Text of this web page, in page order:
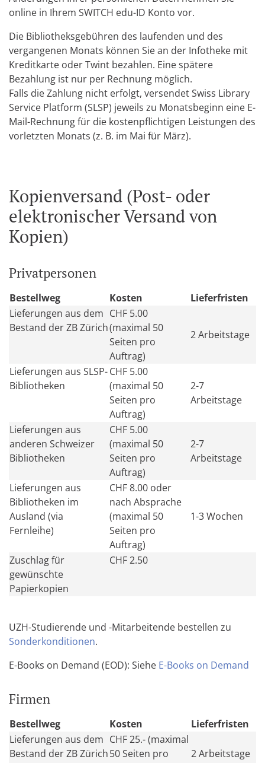
online in Ihrem SWITCH edu-ID Konto vor.
Die Bibliotheksgebühren des laufenden und des
vergangenen Monats können Sie an der Infotheke mit
Kreditkarte oder Twint bezahlen. Eine spätere
Bezahlung ist nur per Rechnung möglich.
Falls die Zahlung nicht erfolgt, versendet Swiss Library
Service Platform (SLSP) jeweils zu Monatsbeginn eine E-
Mail-Rechnung für die kostenpflichtigen Leistungen des
vorletzten Monats (z. B. im Mai für März).
Kopienversand (Post- oder
elektronischer Versand von
Kopien)
Privatpersonen
Bestellweg Kosten
Lieferfristen
Lieferungen aus dem
Bestand der ZB Zürich
CHF 5.00
(maximal 50
Seiten pro
Auftrag)
2 Arbeitstage
Lieferungen aus SLSP-
Bibliotheken
CHF 5.00
(maximal 50
Seiten pro
Auftrag)
2-7
Arbeitstage
Lieferungen aus
anderen Schweizer
Bibliotheken
CHF 5.00
(maximal 50
Seiten pro
Auftrag)
2-7
Arbeitstage
Lieferungen aus
Bibliotheken im
Ausland (via
Fernleihe)
CHF 8.00 oder
nach Absprache
(maximal 50
Seiten pro
Auftrag)
1-3 Wochen
Zuschlag für
gewünschte
Papierkopien
CHF 2.50
UZH-Studierende und -Mitarbeitende bestellen zu
Sonderkonditionen.
E-Books on Demand (EOD): Siehe E-Books on Demand
Firmen
Bestellweg Kosten
Lieferfristen
Lieferungen aus dem
Bestand der ZB Zürich
CHF 25.- (maximal
50 Seiten pro
2 Arbeitstage